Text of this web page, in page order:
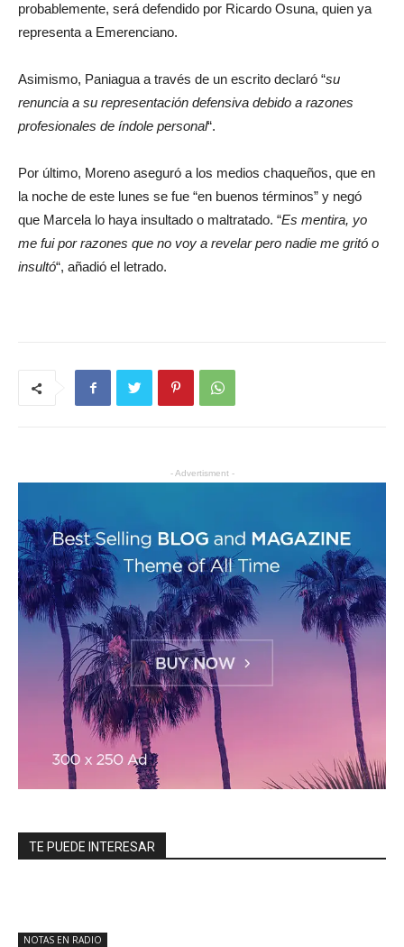
probablemente, será defendido por Ricardo Osuna, quien ya
representa a Emerenciano.
Asimismo, Paniagua a través de un escrito declaró “su
renuncia a su representación defensiva debido a razones
profesionales de índole personal“.
Por último, Moreno aseguró a los medios chaqueños, que en
la noche de este lunes se fue “en buenos términos” y negó
que Marcela lo haya insultado o maltratado. “Es mentira, yo
me fui por razones que no voy a revelar pero nadie me gritó o
insultó“, añadió el letrado.
- Advertisment -
TE PUEDE INTERESAR